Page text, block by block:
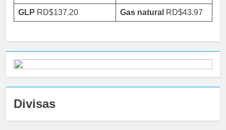
GLP RD$137.20 Gas natural RD$43.97
Divisas